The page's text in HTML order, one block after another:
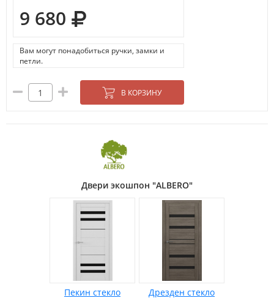
9 680
Вам могут понадобиться ручки, замки и
петли.
В КОРЗИНУ
Двери экошпон "ALBERO"
Пекин стекло Дрезден стекло